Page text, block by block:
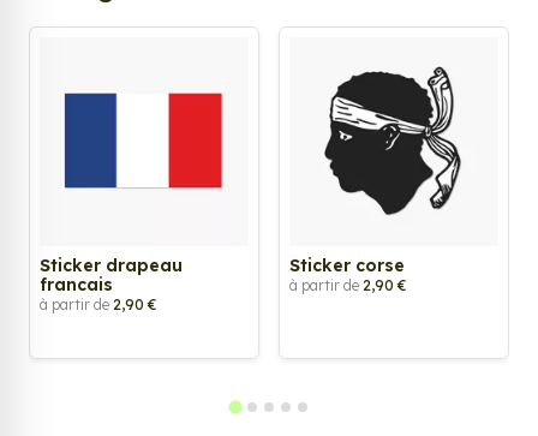
Sticker drapeau
francais
à partir de 2,90 €
Sticker corse
à partir de 2,90 €